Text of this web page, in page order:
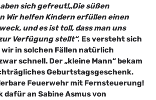
sich gefreut!„Die süßen
Wir helfen Kindern erfüllen einen
und es ist toll, dass man uns
Verfügung stellt“. Es versteht sich
wir in solchen Fällen natürlich
schnell. Der „kleine Mann“ bekam
Geburtstagsgeschenk.
Feuerwehr mit Fernsteuerung!
dafür an Sabine Asmus von